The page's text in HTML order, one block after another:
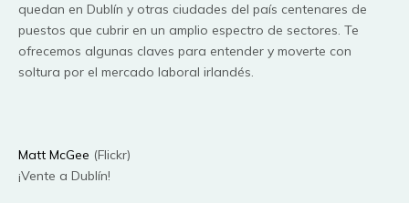
quedan en Dublín y otras ciudades del país centenares de
puestos que cubrir en un amplio espectro de sectores. Te
ofrecemos algunas claves para entender y moverte con
soltura por el mercado laboral irlandés.
Matt McGee (Flickr)
¡Vente a Dublín!